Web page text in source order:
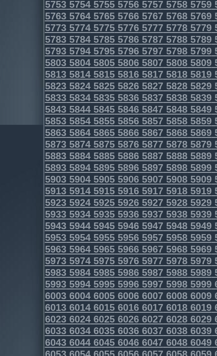
5753575457555756575757585759
5763576457655766576757685769
5773577457755776577757785779
5783578457855786578757885789
5793579457955796579757985799
5803580458055806580758085809
5813581458155816581758185819
5823582458255826582758285829
5833583458355836583758385839
5843584458455846584758485849
5853585458555856585758585859
5863586458655866586758685869
5873587458755876587758785879
5883588458855886588758885889
5893589458955896589758985899
5903590459055906590759085909
5913591459155916591759185919
5923592459255926592759285929
5933593459355936593759385939
5943594459455946594759485949
5953595459555956595759585959
5963596459655966596759685969
5973597459755976597759785979
5983598459855986598759885989
5993599459955996599759985999
6003600460056006600760086009
6013601460156016601760186019
6023602460256026602760286029
6033603460356036603760386039
6043604460456046604760486049